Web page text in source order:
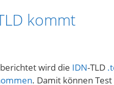
kommt
wird die IDN-TLD
. Damit können